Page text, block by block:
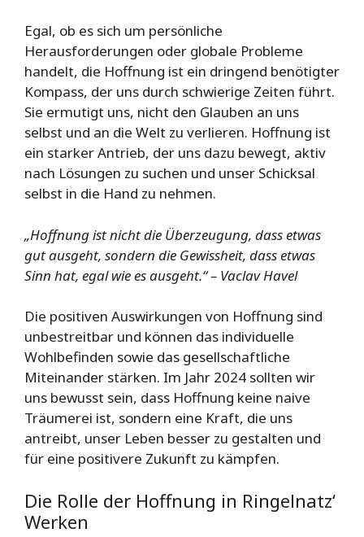
Egal, ob es sich um persönliche
Herausforderungen oder globale Probleme
handelt, die Hoffnung ist ein dringend benötigter
Kompass, der uns durch schwierige Zeiten führt.
Sie ermutigt uns, nicht den Glauben an uns
selbst und an die Welt zu verlieren. Hoffnung ist
ein starker Antrieb, der uns dazu bewegt, aktiv
nach Lösungen zu suchen und unser Schicksal
selbst in die Hand zu nehmen.
„Hoffnung ist nicht die Überzeugung, dass etwas
gut ausgeht, sondern die Gewissheit, dass etwas
Sinn hat, egal wie es ausgeht.“ – Vaclav Havel
Die positiven Auswirkungen von Hoffnung sind
unbestreitbar und können das individuelle
Wohlbefinden sowie das gesellschaftliche
Miteinander stärken. Im Jahr 2024 sollten wir
uns bewusst sein, dass Hoffnung keine naive
Träumerei ist, sondern eine Kraft, die uns
antreibt, unser Leben besser zu gestalten und
für eine positivere Zukunft zu kämpfen.
Die Rolle der Hoffnung in Ringelnatz‘
Werken